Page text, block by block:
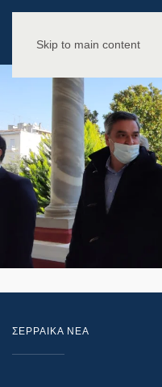
Skip to main content
ΣΕΡΡΑΙΚΑ ΝΕΑ